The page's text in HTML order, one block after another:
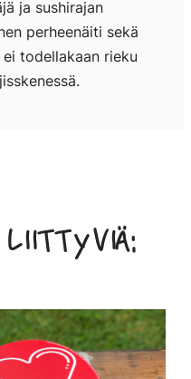
ja sushirajan
perheenäiti sekä
todellakaan rieku
liittyviä: